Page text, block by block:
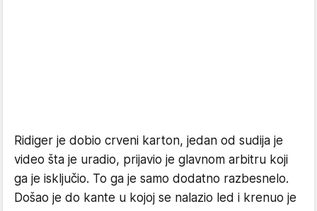
Ridiger je dobio crveni karton, jedan od sudija je
video šta je uradio, prijavio je glavnom arbitru koji
ga je isključio. To ga je samo dodatno razbesnelo.
Došao je do kante u kojoj se nalazio led i krenuo je